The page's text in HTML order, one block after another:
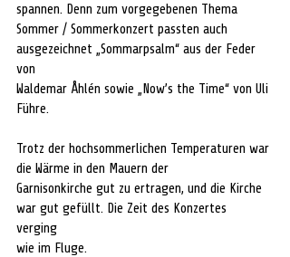
spannen. Denn zum vorgegebenen Thema
Sommer / Sommerkonzert passten auch
ausgezeichnet „Sommarpsalm“ aus der Feder
von
Waldemar Åhlén sowie „Now’s the Time“ von Uli
Führe.
Trotz der hochsommerlichen Temperaturen war
die Wärme in den Mauern der
Garnisonkirche gut zu ertragen, und die Kirche
war gut gefüllt. Die Zeit des Konzertes
verging
wie im Fluge.